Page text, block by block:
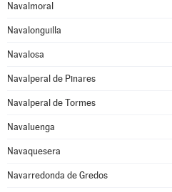
Navalmoral
Navalonguilla
Navalosa
Navalperal de Pinares
Navalperal de Tormes
Navaluenga
Navaquesera
Navarredonda de Gredos